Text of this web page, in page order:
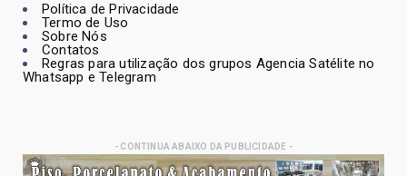
Política de Privacidade
Termo de Uso
Sobre Nós
Contatos
Regras para utilização dos grupos Agencia Satélite no
Whatsapp e Telegram
- CONTINUA ABAIXO DA PUBLICIDADE -